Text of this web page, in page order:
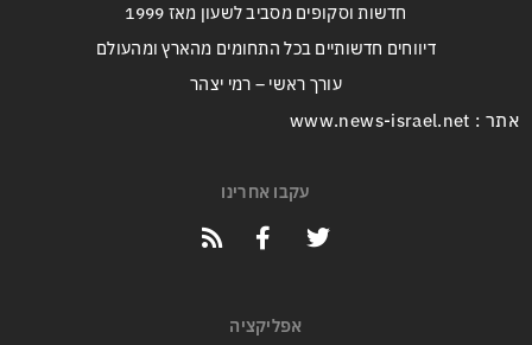
חדשות וסקופים מסביב לשעון מאז 1999
דיווחים חדשותיים בכל התחומים מהארץ ומהעולם
עורך ראשי – רמי יצהר
אתר : www.news-israel.net
עקבו אחרינו
אפליקציה